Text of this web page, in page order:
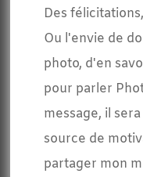
Des
Ou l'envie de
photo, d'en
pour parler
message, il
source de
partager mon